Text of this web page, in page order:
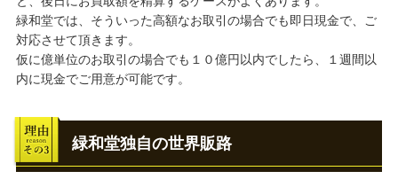
緑和堂では、そういった高額なお取引の場合でも即日現金で、ご
対応させて頂きます。
仮に億単位のお取引の場合でも１０億円以内でしたら、１週間以
内に現金でご用意が可能です。
緑和堂独自の世界販路